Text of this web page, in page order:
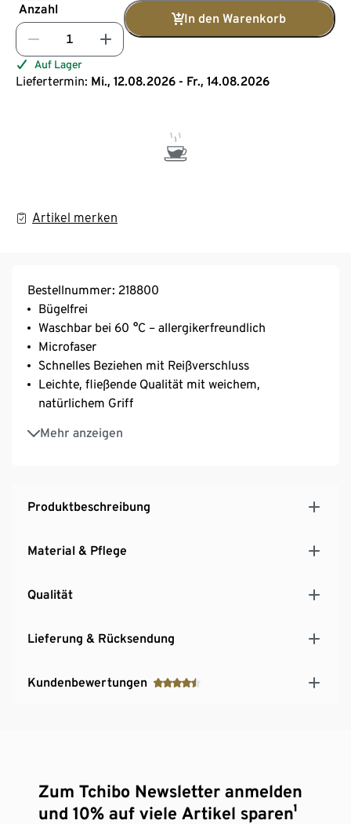
Anzahl
In den Warenkorb
Auf Lager
Liefertermin: Mi., 12.08.2026 - Fr., 14.08.2026
Artikel merken
Bestellnummer: 218800
Bügelfrei
Waschbar bei 60 °C – allergikerfreundlich
Microfaser
Schnelles Beziehen mit Reißverschluss
Leichte, fließende Qualität mit weichem,
natürlichem Griff
Mehr anzeigen
Schnelltrocknend
Produktbeschreibung
Material & Pflege
Qualität
Lieferung & Rücksendung
Kundenbewertungen
Zum Tchibo Newsletter anmelden
und 10% auf viele Artikel sparen¹